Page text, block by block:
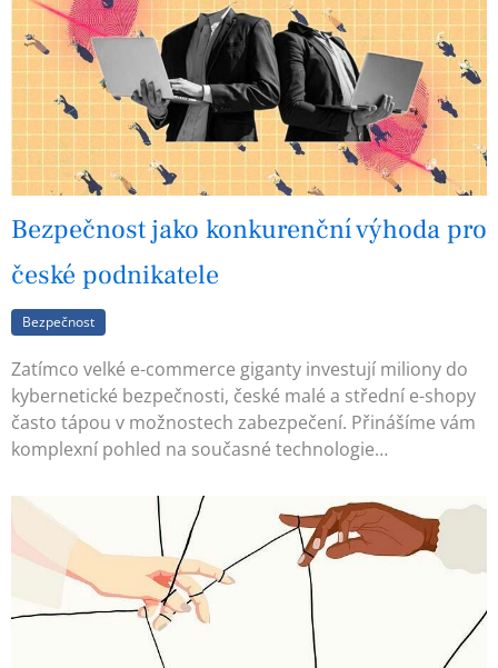
Bezpečnost jako konkurenční výhoda pro
české podnikatele
Bezpečnost
Zatímco velké e-commerce giganty investují miliony do
kybernetické bezpečnosti, české malé a střední e-shopy
často tápou v možnostech zabezpečení. Přinášíme vám
komplexní pohled na současné technologie…